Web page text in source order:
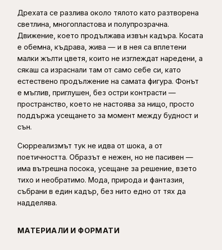
h
1
8
9
,
0
0
€
е
т
–
п
р
и
н
т
з
а
с
е
н
а
Дрехата се разлива около тялото като разтворена
светлина, многопластова и полупрозрачна.
Движение, което продължава извън кадъра. Косата
е обемна, къдрава, жива — и в нея са вплетени
малки жълти цветя, които не изглеждат наредени, а
сякаш са израснали там от само себе си, като
естествено продължение на самата фигура. Фонът
е мъглив, приглушен, без остри контрасти —
пространство, което не настоява за нищо, просто
поддържа усещането за момент между будност и
сън.
Сюрреализмът тук не идва от шока, а от
поетичността. Образът е нежен, но не пасивен —
има вътрешна посока, усещане за решение, взето
тихо и необратимо. Мода, природа и фантазия,
събрани в един кадър, без нито едно от тях да
надделява.
МАТЕРИАЛИ И ФОРМАТИ